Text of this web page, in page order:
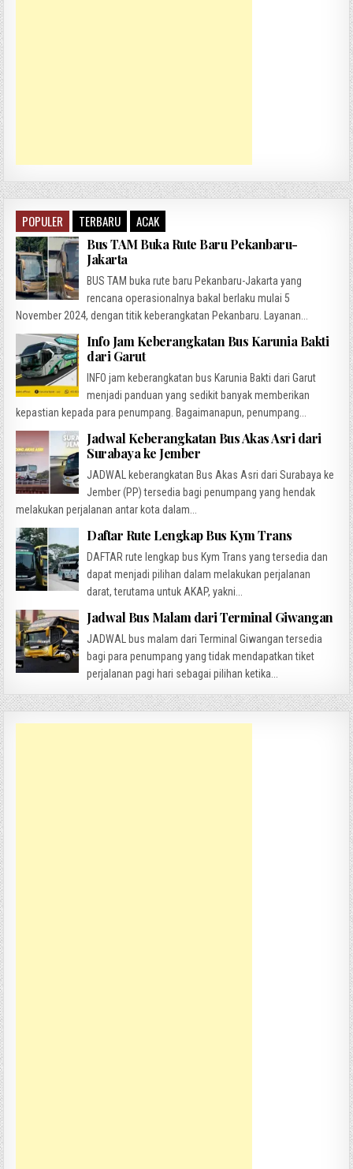
POPULER TERBARU ACAK
Bus TAM Buka Rute Baru Pekanbaru-
Jakarta
BUS TAM buka rute baru Pekanbaru-Jakarta yang
rencana operasionalnya bakal berlaku mulai 5
November 2024, dengan titik keberangkatan Pekanbaru. Layanan...
Info Jam Keberangkatan Bus Karunia Bakti
dari Garut
INFO jam keberangkatan bus Karunia Bakti dari Garut
menjadi panduan yang sedikit banyak memberikan
kepastian kepada para penumpang. Bagaimanapun, penumpang...
Jadwal Keberangkatan Bus Akas Asri dari
Surabaya ke Jember
JADWAL keberangkatan Bus Akas Asri dari Surabaya ke
Jember (PP) tersedia bagi penumpang yang hendak
melakukan perjalanan antar kota dalam...
Daftar Rute Lengkap Bus Kym Trans
DAFTAR rute lengkap bus Kym Trans yang tersedia dan
dapat menjadi pilihan dalam melakukan perjalanan
darat, terutama untuk AKAP, yakni...
Jadwal Bus Malam dari Terminal Giwangan
JADWAL bus malam dari Terminal Giwangan tersedia
bagi para penumpang yang tidak mendapatkan tiket
perjalanan pagi hari sebagai pilihan ketika...